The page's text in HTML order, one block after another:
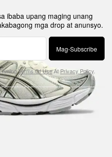
ibaba upang maging unang
mga drop at anunsyo.
Mag-Subscribe
AmingTerms Of UseAtPrivacy Policy